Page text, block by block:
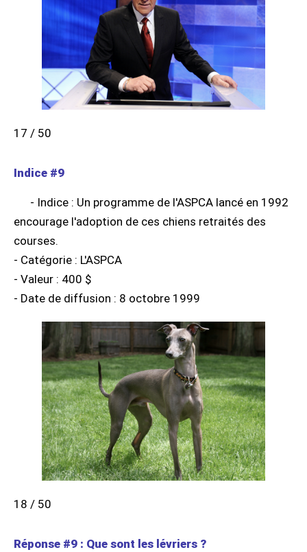
17 / 50
Indice #9
- Indice : Un programme de l'ASPCA lancé en 1992
encourage l'adoption de ces chiens retraités des
courses.
- Catégorie : L'ASPCA
- Valeur : 400 $
- Date de diffusion : 8 octobre 1999
18 / 50
Réponse #9 : Que sont les lévriers ?